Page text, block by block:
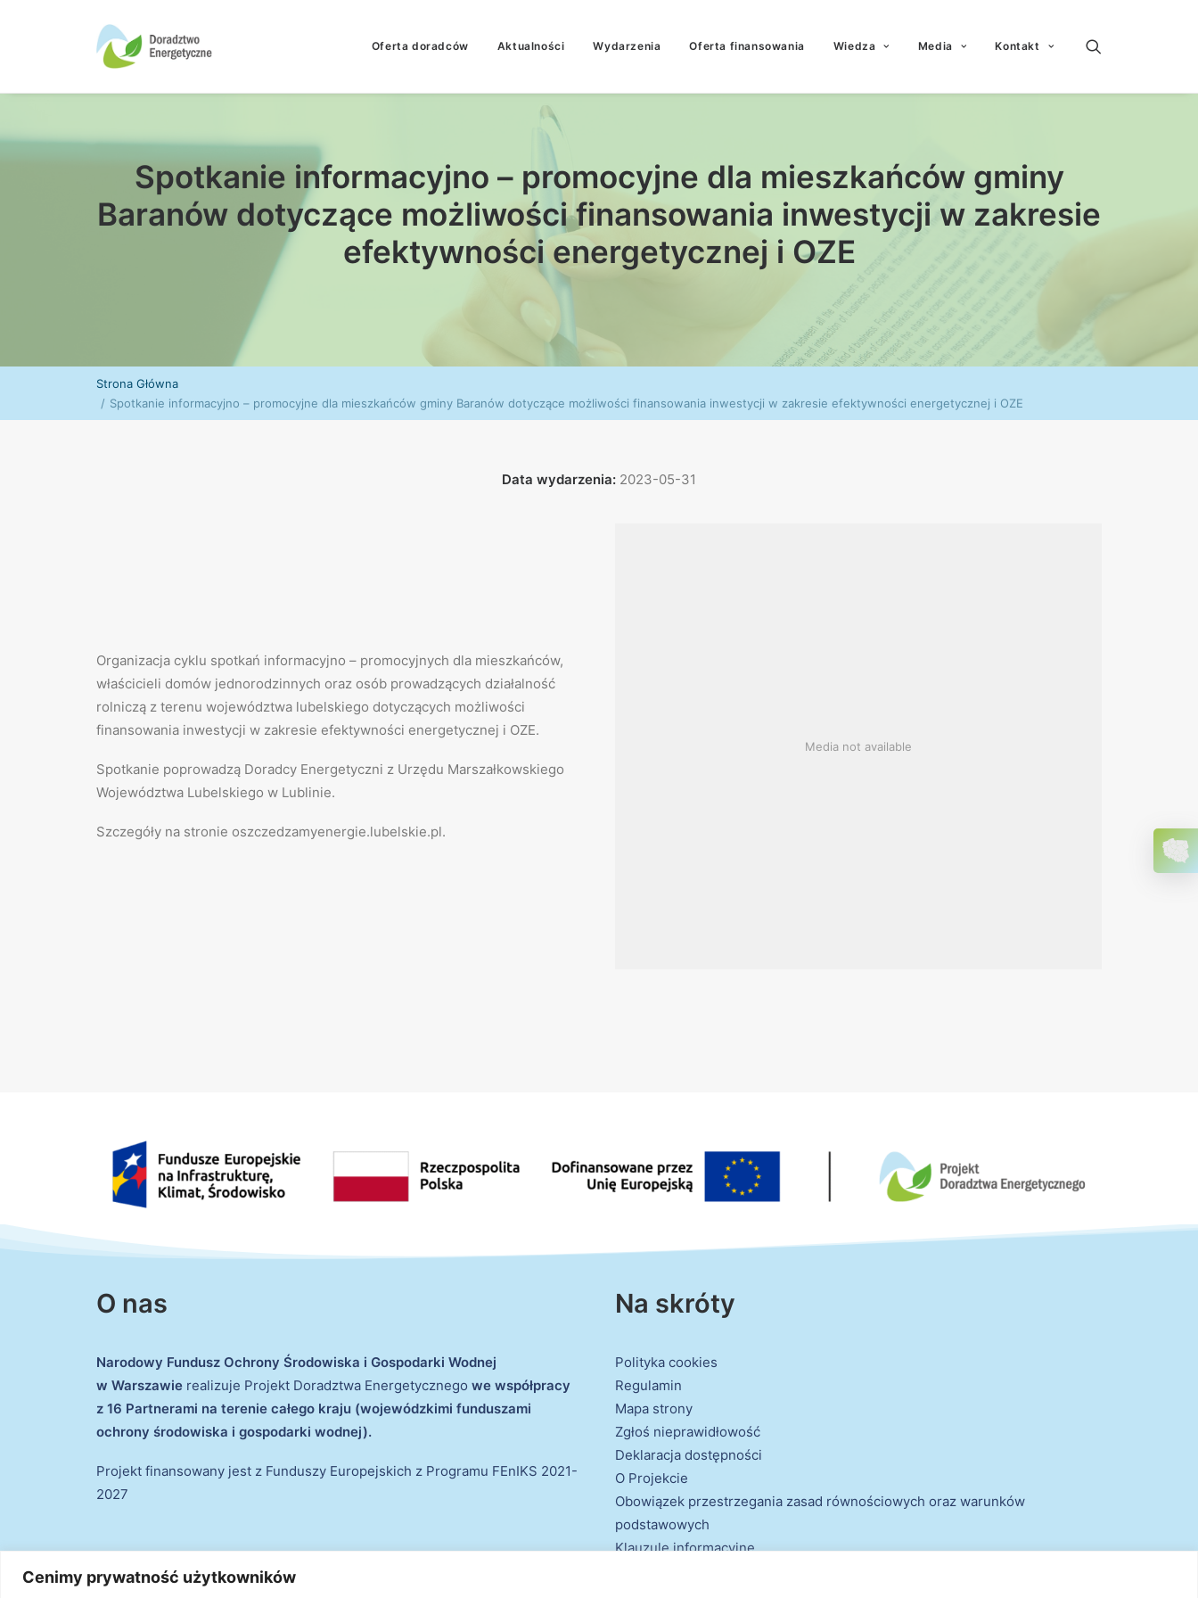
Cenimy prywatność użytkowników
Oferta doradców Aktualności Wydarzenia Oferta finansowania Wiedza Media Kontakt
Spotkanie informacyjno – promocyjne dla mieszkańców gminy
Baranów dotyczące możliwości finansowania inwestycji w zakresie
efektywności energetycznej i OZE
Strona Główna
Spotkanie informacyjno – promocyjne dla mieszkańców gminy Baranów dotyczące możliwości finansowania inwestycji w zakresie efektywności energetycznej i OZE
Data wydarzenia: 2023-05-31
Organizacja cyklu spotkań informacyjno – promocyjnych dla mieszkańców,
właścicieli domów jednorodzinnych oraz osób prowadzących działalność
rolniczą z terenu województwa lubelskiego dotyczących możliwości
finansowania inwestycji w zakresie efektywności energetycznej i OZE.
Spotkanie poprowadzą Doradcy Energetyczni z Urzędu Marszałkowskiego
Województwa Lubelskiego w Lublinie.
Szczegóły na stronie oszczedzamyenergie.lubelskie.pl.
Media not available
O nas
Narodowy Fundusz Ochrony Środowiska i Gospodarki Wodnej
w Warszawie realizuje Projekt Doradztwa Energetycznego we współpracy
z 16 Partnerami na terenie całego kraju (wojewódzkimi funduszami
ochrony środowiska i gospodarki wodnej).
Projekt finansowany jest z Funduszy Europejskich z Programu FEnIKS 2021-
2027
Na skróty
Polityka cookies
Regulamin
Mapa strony
Zgłoś nieprawidłowość
Deklaracja dostępności
O Projekcie
Obowiązek przestrzegania zasad równościowych oraz warunków
podstawowych
Klauzule informacyjne